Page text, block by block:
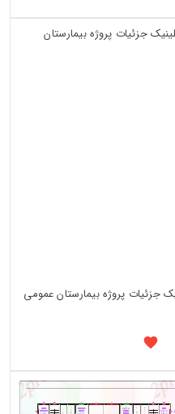
جزئیات پروژه بیمارستان عمومی